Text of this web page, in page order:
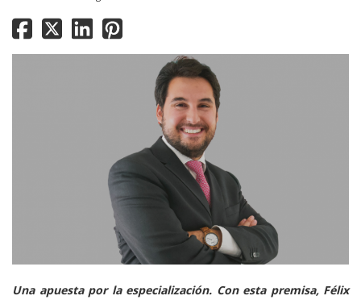
Una apuesta por la especialización. Con esta premisa, Félix